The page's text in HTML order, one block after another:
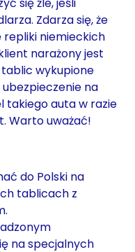
Zdarza się, że
repliki niemieckich
narażony jest
wykupione
na
takiego auta w razie
Warto uważać!
do Polski na
tablicach z
na specjalnych